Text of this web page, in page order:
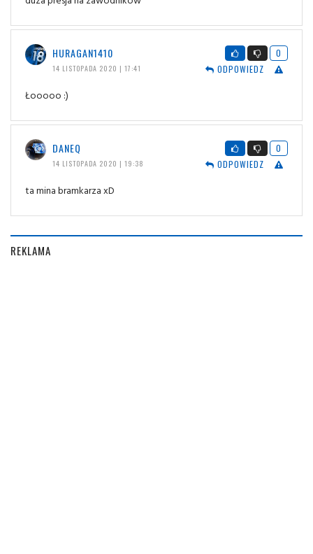
HURAGAN1410
14 LISTOPADA 2020 | 17:41
0
ODPOWIEDZ
Łooooo :)
DANEQ
14 LISTOPADA 2020 | 19:38
0
ODPOWIEDZ
ta mina bramkarza xD
REKLAMA